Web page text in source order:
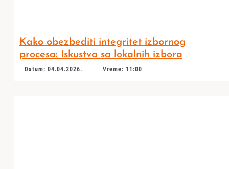
Kako obezbediti integritet izbornog
procesa: Iskustva sa lokalnih izbora
Datum: 04.04.2026. Vreme: 11:00